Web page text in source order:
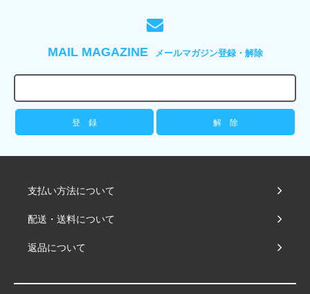
MAIL MAGAZINE メールマガジン登録・解除
支払い方法について
配送・送料について
返品について